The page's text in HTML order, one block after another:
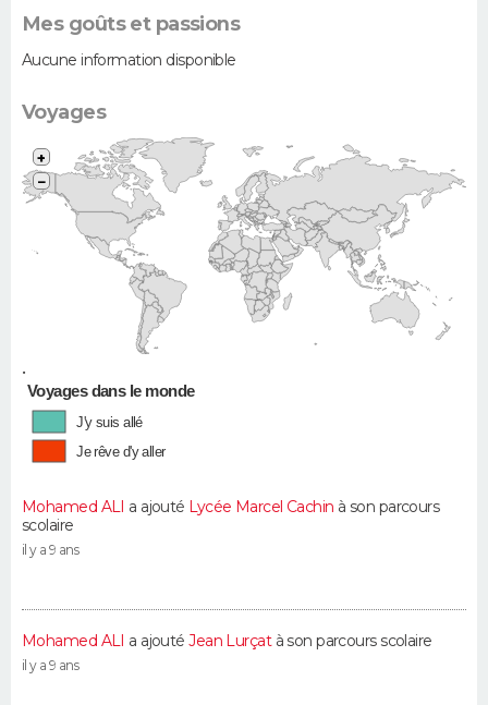
Mes goûts et passions
Aucune information disponible
Voyages
•
+
−
Voyages dans le monde
J'y suis allé
Je rêve d'y aller
Mohamed ALI a ajouté Lycée Marcel Cachin à son parcours
scolaire
il y a 9 ans
Mohamed ALI a ajoutéJean Lurçatà son parcours scolaire
il y a 9 ans